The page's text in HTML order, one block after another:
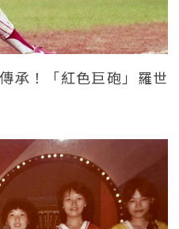
承！「紅色巨砲」羅世